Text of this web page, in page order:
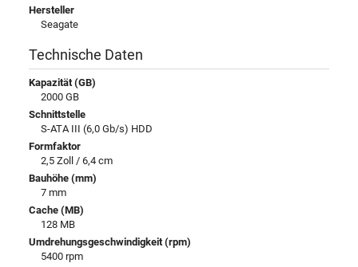
Hersteller
Seagate
Technische Daten
Kapazität (GB)
2000 GB
Schnittstelle
S-ATA III (6,0 Gb/s) HDD
Formfaktor
2,5 Zoll / 6,4 cm
Bauhöhe (mm)
7 mm
Cache (MB)
128 MB
Umdrehungsgeschwindigkeit (rpm)
5400 rpm